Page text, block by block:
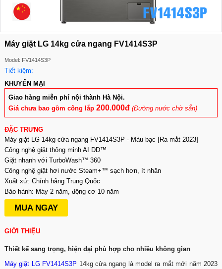
Máy giặt LG 14kg cửa ngang FV1414S3P
Model: FV1414S3P
Tiết kiệm:
KHUYẾN MẠI
Giao hàng miễn phí nội thành Hà Nội.
Giá chưa bao gồm công lắp 200.000đ (Đường nước chờ sẵn)
ĐẶC TRƯNG
Máy giặt LG 14kg cửa ngang FV1414S3P - Màu bạc [Ra mắt 2023]
Công nghệ giặt thông minh AI DD™
Giặt nhanh với TurboWash™ 360
Công nghệ giặt hơi nước Steam+™ sạch hơn, ít nhăn
Xuất xứ: Chính hãng Trung Quốc
Bảo hành: Máy 2 năm, động cơ 10 năm
MUA NGAY
GIỚI THIỆU
Thiết kế sang trọng, hiện đại phù hợp cho nhiều không gian
Máy giặt LG FV1414S3P 14kg cửa ngang là model ra mắt mới năm 2023